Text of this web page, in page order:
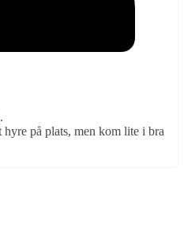
på plats, men kom lite i bra